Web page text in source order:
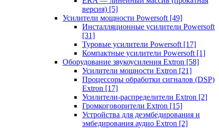
версия) [5]
Усилители мощности Powersoft [49]
Инсталляционные усилители Powersoft
[31]
Туровые усилители Powersoft [17]
Компактные усилители Powersoft [1]
Оборудование звукоусиления Extron [58]
Усилители мощности Extron [21]
Процессоры обработки сигналов (DSP)
Extron [17]
Усилители-распределители Extron [2]
Громкоговорители Extron [15]
Устройства для деэмбедирования и
эмбедирования аудио Extron [2]